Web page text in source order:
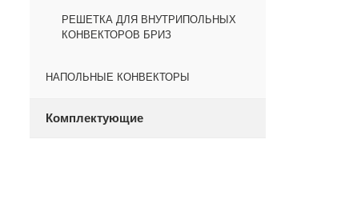
РЕШЕТКА ДЛЯ ВНУТРИПОЛЬНЫХ
КОНВЕКТОРОВ БРИЗ
НАПОЛЬНЫЕ КОНВЕКТОРЫ
Комплектующие